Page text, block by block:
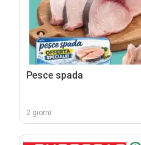
Pesce spada
2 giorni